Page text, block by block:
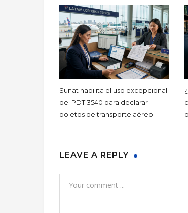
Sunat habilita el uso excepcional
del PDT 3540 para declarar
boletos de transporte aéreo
LEAVE A REPLY